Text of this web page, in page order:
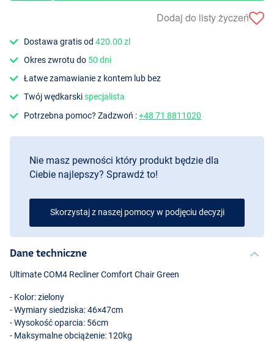
Dodaj do listy życzeń
Dostawa gratis od420.00 zl
Okres zwrotu do 50 dni
Łatwe zamawianie z kontem lub bez
Twój wędkarskispecjalista
Potrzebna pomoc? Zadzwoń :+48 71 8811020
Nie masz pewności który produkt będzie dla
Ciebie najlepszy? Sprawdź to!
Skorzystaj z naszej pomocy w podjęciu decyzji
Dane techniczne
Ultimate COM4 Recliner Comfort Chair Green
- Kolor: zielony
- Wymiary siedziska: 46×47cm
- Wysokość oparcia: 56cm
- Maksymalne obciążenie: 120kg